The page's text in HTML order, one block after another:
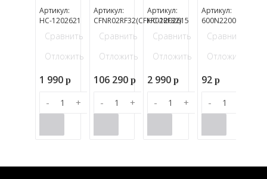
Артикул:
НС-1202621
Сравнить
Отложить
1 990p
- +
Артикул:
CFNR02RF32(CFKR02RF32)
Сравнить
Отложить
106 290 p
- +
Артикул:
НС-1202615
Сравнить
Отложить
2 990p
- +
Артикул:
600N2200
Сравнить
Отложить
92 p
-